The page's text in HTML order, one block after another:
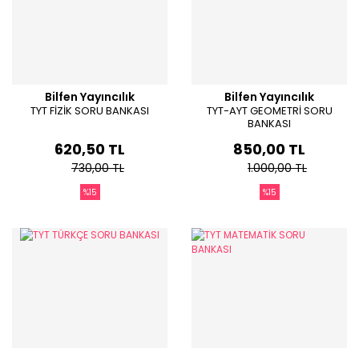
Bilfen Yayıncılık
TYT FİZİK SORU BANKASI
620,50 TL
730,00 TL
%15
Bilfen Yayıncılık
TYT-AYT GEOMETRİ SORU
BANKASI
850,00 TL
1.000,00 TL
%15